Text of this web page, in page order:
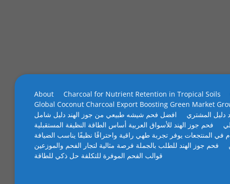
About Charcoal for Nutrient Retention in Tropical Soils
Global Coconut Charcoal Export Boosting Green Market
افضل فحم شيشه طبيعي من جوز الهند دليل شامل
المشتري
فحم جوز الهند للأسواق العربية أساس الطاقة النظيفة المستقبلية
في المنتجعات يوفر تجربة طهي راقية واحتراقًا نظيفًا يناسب الضيافة
فحم جوز الهند للطلب بالجملة فرصة مثالية لتجار الفحم والموزعين
قوالب الفحم الموفرة للتكلفة حل ذكي للطاقة